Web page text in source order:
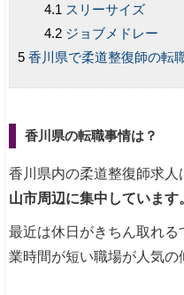
スリーサイズ
ジョブメドレー
香川県で柔道整復師の転
香川県の転職事情は？
香川県内の柔道整復師求
山市周辺に集中しています
最近は休日がきちん取れ
業時間が短い職場が人気の